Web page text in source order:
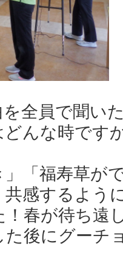
を全員で聞い
どんな時です
」「福寿草が
感するよう
！春が待ち遠
後にグーチ